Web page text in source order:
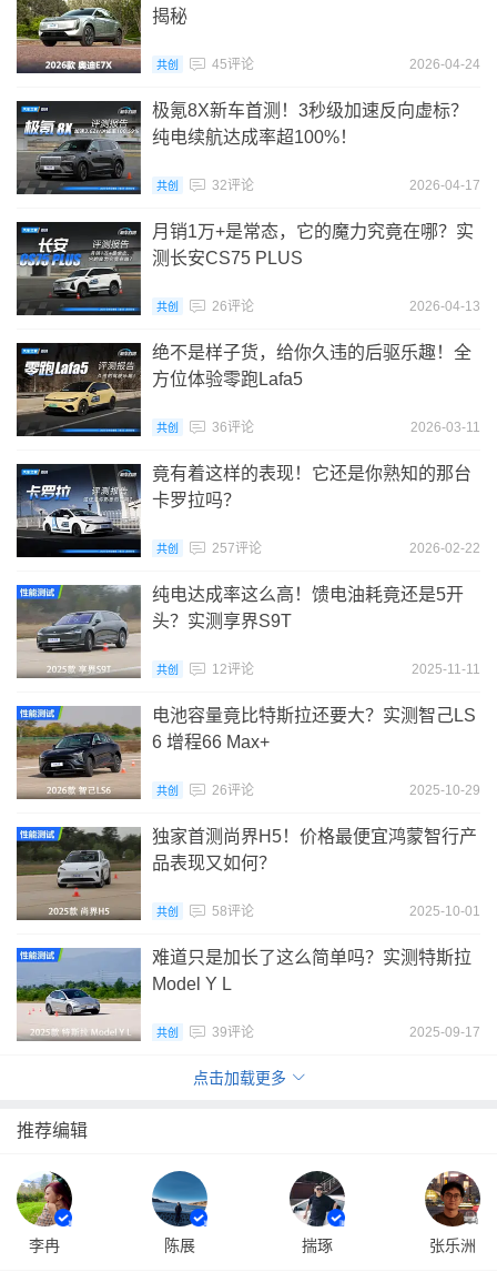
揭秘
共创 45评论 2026-04-24
极氪8X新车首测！3秒级加速反向虚标？
纯电续航达成率超100%！
共创 32评论 2026-04-17
月销1万+是常态，它的魔力究竟在哪？实
测长安CS75 PLUS
共创 26评论 2026-04-13
绝不是样子货，给你久违的后驱乐趣！全
方位体验零跑Lafa5
共创 36评论 2026-03-11
竟有着这样的表现！它还是你熟知的那台
卡罗拉吗？
共创 257评论 2026-02-22
纯电达成率这么高！馈电油耗竟还是5开
头？实测享界S9T
共创 12评论 2025-11-11
电池容量竟比特斯拉还要大？实测智己LS
6 增程66 Max+
共创 26评论 2025-10-29
独家首测尚界H5！价格最便宜鸿蒙智行产
品表现又如何？
共创 58评论 2025-10-01
难道只是加长了这么简单吗？实测特斯拉
Model Y L
共创 39评论 2025-09-17
点击加载更多
推荐编辑
李冉 陈展 揣琢 张乐洲